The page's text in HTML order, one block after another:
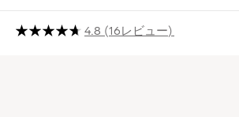
4.8 16レビュー